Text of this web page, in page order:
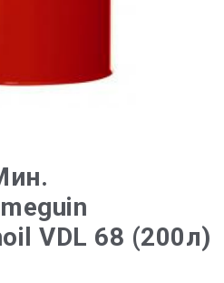
VDL 68 (200л)